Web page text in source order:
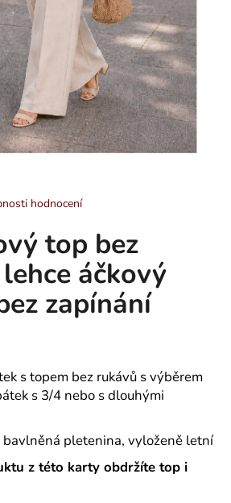
hodnocení
top bez
áčkový
zapínání
s topem bez rukávů s výběrem
s 3/4 nebo s dlouhými
pletenina, vyloženě letní
z této karty obdržíte top i